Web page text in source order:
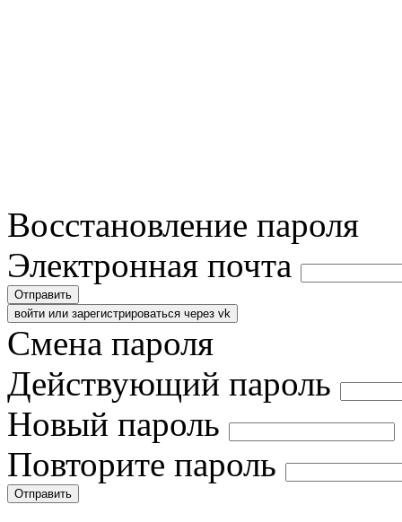
Восстановление пароля
Электронная почта
Отправить
войти или зарегистрироваться через vk
Смена пароля
Действующий пароль
Новый пароль
Повторите пароль
Отправить